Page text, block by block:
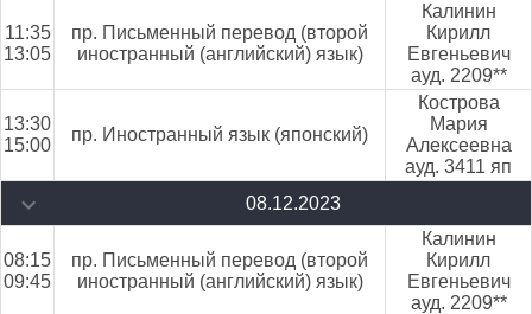
11:35
13:05
пр. Письменный перевод (второй
иностранный (английский) язык)
Калинин
Кирилл
Евгеньевич
ауд. 2209**
13:30
15:00
пр. Иностранный язык (японский)
Кострова
Мария
Алексеевна
ауд. 3411 яп
08.12.2023
08:15
09:45
пр. Письменный перевод (второй
иностранный (английский) язык)
Калинин
Кирилл
Евгеньевич
ауд. 2209**